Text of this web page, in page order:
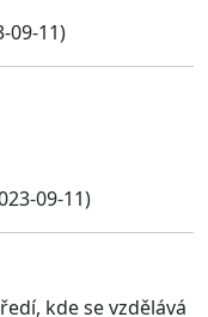
09-11)
09-11)
kde se vzdělává